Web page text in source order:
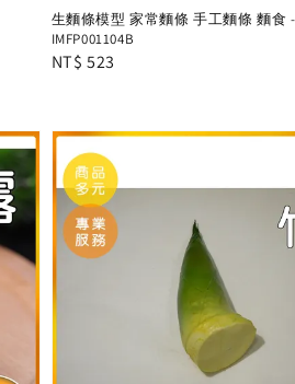
生麵條模型 家常麵條 手工麵條 麵食 -
IMFP001104B
Regular
NT$ 523